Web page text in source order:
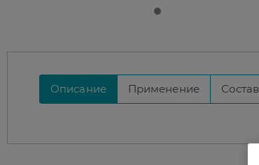
Описание Применение Состав